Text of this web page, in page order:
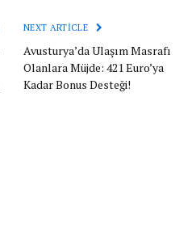
NEXT ARTICLE
Avusturya’da Ulaşım Masrafı
Olanlara Müjde: 421 Euro’ya
Kadar Bonus Desteği!